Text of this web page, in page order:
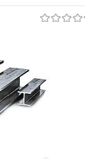
Сравнение
Под заказ